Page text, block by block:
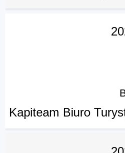
Kapiteam Biuro